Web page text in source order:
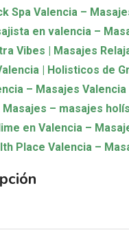
Spa Valencia –
en valencia –
Vibes | Masajes
| Holisticos de
– Masajes Valencia
Masajes – masajes
en Valencia –
Place Valencia –